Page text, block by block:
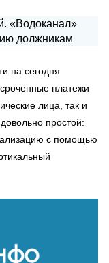
на сегодня
платежи
лица, так и
простой:
с помощью